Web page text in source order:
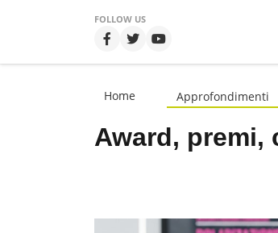
FOLLOW US
Home Approfondimenti
Award, premi,